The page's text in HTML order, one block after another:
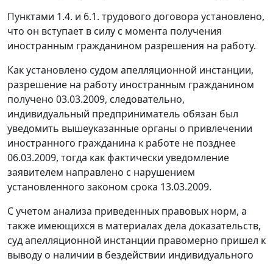
Пунктами 1.4. и 6.1. трудового договора установлено,
что он вступает в силу с момента получения
иностранным гражданином разрешения на работу.
Как установлено судом апелляционной инстанции,
разрешение на работу иностранным гражданином
получено 03.03.2009, следовательно,
индивидуальный предприниматель обязан был
уведомить вышеуказанные органы о привлечении
иностранного гражданина к работе не позднее
06.03.2009, тогда как фактически уведомление
заявителем направлено с нарушением
установленного законом срока 13.03.2009.
С учетом анализа приведенных правовых норм, а
также имеющихся в материалах дела доказательств,
суд апелляционной инстанции правомерно пришел к
выводу о наличии в бездействии индивидуального